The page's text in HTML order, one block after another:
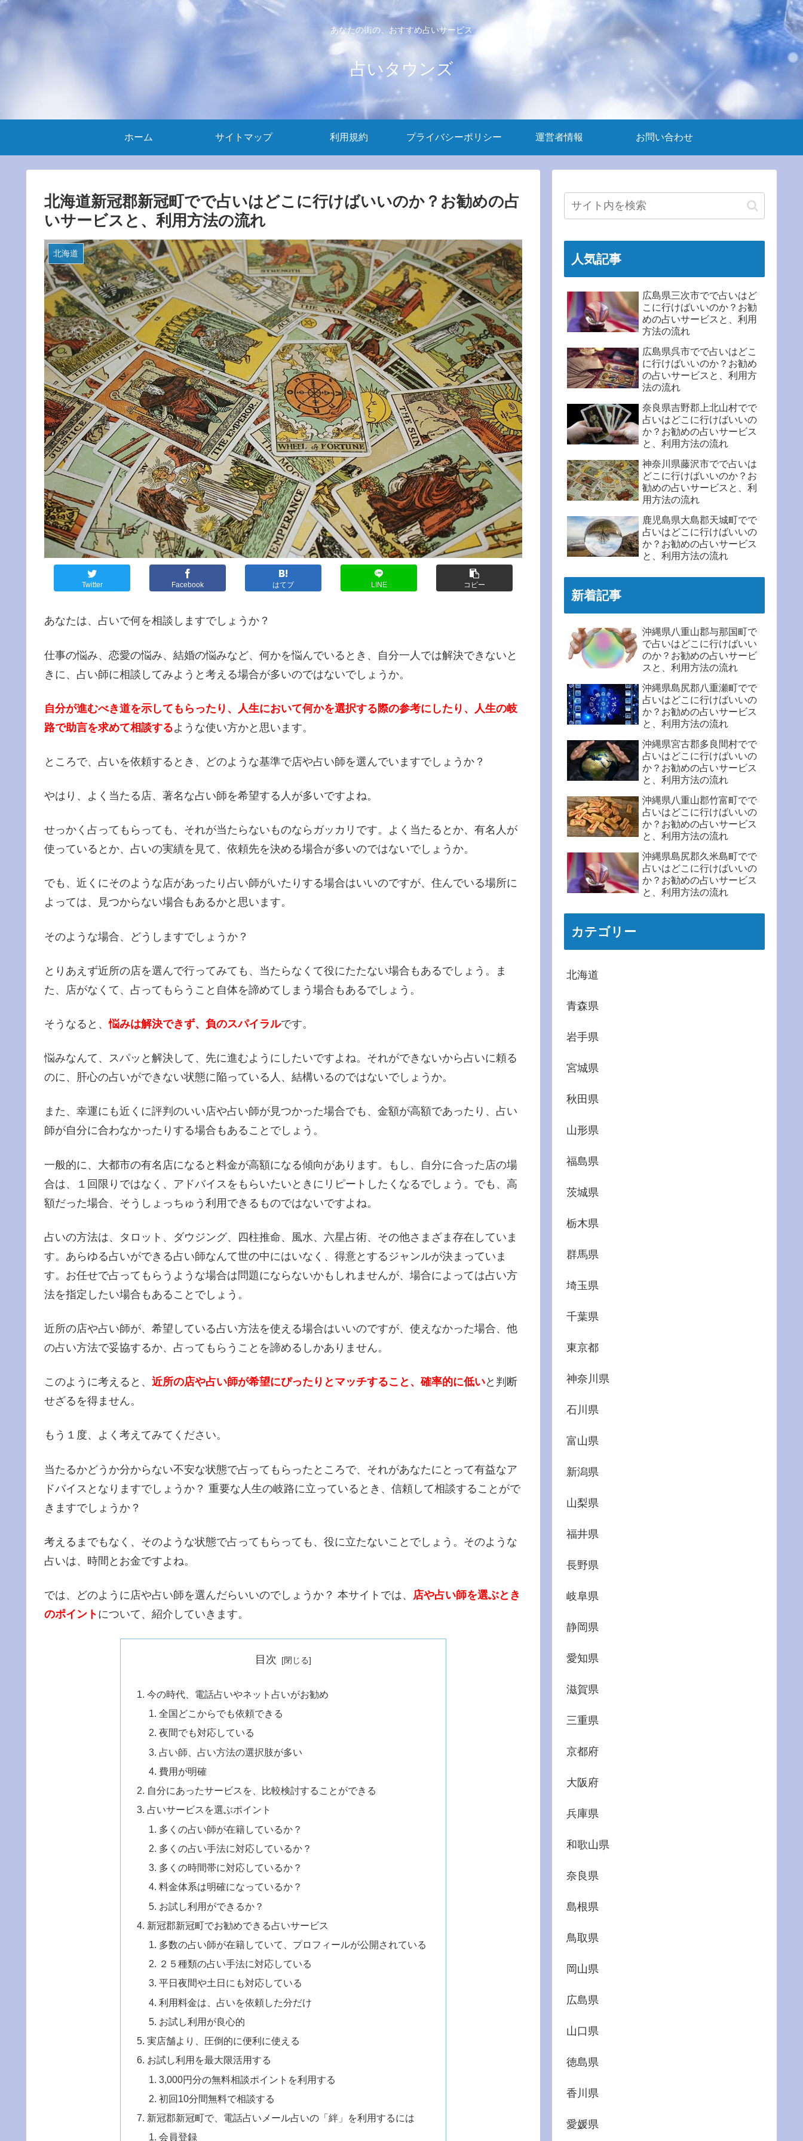
あなたの街の、おすすめ占いサービス
占いタウンズ
ホーム サイトマップ 利用規約 プライバシーポリシー 運営者情報 お問い合わせ
北海道新冠郡新冠町でで占いはどこに行けばいいのか？お勧めの占
いサービスと、利用方法の流れ
北海道
Twitter Facebook はてブ LINE コピー
あなたは、占いで何を相談しますでしょうか？
仕事の悩み、恋愛の悩み、結婚の悩みなど、何かを悩んでいるとき、自分一人では解決できないと
きに、占い師に相談してみようと考える場合が多いのではないでしょうか。
自分が進むべき道を示してもらったり、人生において何かを選択する際の参考にしたり、人生の岐
路で助言を求めて相談するような使い方かと思います。
ところで、占いを依頼するとき、どのような基準で店や占い師を選んでいますでしょうか？
やはり、よく当たる店、著名な占い師を希望する人が多いですよね。
せっかく占ってもらっても、それが当たらないものならガッカリです。よく当たるとか、有名人が
使っているとか、占いの実績を見て、依頼先を決める場合が多いのではないでしょうか。
でも、近くにそのような店があったり占い師がいたりする場合はいいのですが、住んでいる場所に
よっては、見つからない場合もあるかと思います。
そのような場合、どうしますでしょうか？
とりあえず近所の店を選んで行ってみても、当たらなくて役にたたない場合もあるでしょう。ま
た、店がなくて、占ってもらうこと自体を諦めてしまう場合もあるでしょう。
そうなると、悩みは解決できず、負のスパイラルです。
悩みなんて、スパッと解決して、先に進むようにしたいですよね。それができないから占いに頼る
のに、肝心の占いができない状態に陥っている人、結構いるのではないでしょうか。
また、幸運にも近くに評判のいい店や占い師が見つかった場合でも、金額が高額であったり、占い
師が自分に合わなかったりする場合もあることでしょう。
一般的に、大都市の有名店になると料金が高額になる傾向があります。もし、自分に合った店の場
合は、１回限りではなく、アドバイスをもらいたいときにリピートしたくなるでしょう。でも、高
額だった場合、そうしょっちゅう利用できるものではないですよね。
占いの方法は、タロット、ダウジング、四柱推命、風水、六星占術、その他さまざま存在していま
す。あらゆる占いができる占い師なんて世の中にはいなく、得意とするジャンルが決まっていま
す。お任せで占ってもらうような場合は問題にならないかもしれませんが、場合によっては占い方
法を指定したい場合もあることでしょう。
近所の店や占い師が、希望している占い方法を使える場合はいいのですが、使えなかった場合、他
の占い方法で妥協するか、占ってもらうことを諦めるしかありません。
このように考えると、 近所の店や占い師が希望にぴったりとマッチすること、確率的に低いと判断
せざるを得ません。
もう１度、よく考えてみてください。
当たるかどうか分からない不安な状態で占ってもらったところで、それがあなたにとって有益なア
ドバイスとなりますでしょうか？ 重要な人生の岐路に立っているとき、信頼して相談することがで
きますでしょうか？
考えるまでもなく、そのような状態で占ってもらっても、役に立たないことでしょう。そのような
占いは、時間とお金ですよね。
では、どのように店や占い師を選んだらいいのでしょうか？ 本サイトでは、 店や占い師を選ぶとき
のポイント について、紹介していきます。
目次
今の時代、電話占いやネット占いがお勧め
全国どこからでも依頼できる
夜間でも対応している
占い師、占い方法の選択肢が多い
費用が明確
自分にあったサービスを、比較検討することができる
占いサービスを選ぶポイント
多くの占い師が在籍しているか？
多くの占い手法に対応しているか？
多くの時間帯に対応しているか？
料金体系は明確になっているか？
お試し利用ができるか？
新冠郡新冠町でお勧めできる占いサービス
多数の占い師が在籍していて、プロフィールが公開されている
２５種類の占い手法に対応している
平日夜間や土日にも対応している
利用料金は、占いを依頼した分だけ
お試し利用が良心的
実店舗より、圧倒的に便利に使える
お試し利用を最大限活用する
3,000円分の無料相談ポイントを利用する
初回10分間無料で相談する
新冠郡新冠町で、電話占いメール占いの「絆」を利用するには
会員登録
人気記事
広島県三次市でで占いはど
こに行けばいいのか？お勧
めの占いサービスと、利用
方法の流れ
広島県呉市でで占いはどこ
に行けばいいのか？お勧め
の占いサービスと、利用方
法の流れ
奈良県吉野郡上北山村でで
占いはどこに行けばいいの
か？お勧めの占いサービス
と、利用方法の流れ
神奈川県藤沢市でで占いは
どこに行けばいいのか？お
勧めの占いサービスと、利
用方法の流れ
鹿児島県大島郡天城町でで
占いはどこに行けばいいの
か？お勧めの占いサービス
と、利用方法の流れ
新着記事
沖縄県八重山郡与那国町で
で占いはどこに行けばいい
のか？お勧めの占いサービ
スと、利用方法の流れ
沖縄県島尻郡八重瀬町でで
占いはどこに行けばいいの
か？お勧めの占いサービス
と、利用方法の流れ
沖縄県宮古郡多良間村でで
占いはどこに行けばいいの
か？お勧めの占いサービス
と、利用方法の流れ
沖縄県八重山郡竹富町でで
占いはどこに行けばいいの
か？お勧めの占いサービス
と、利用方法の流れ
沖縄県島尻郡久米島町でで
占いはどこに行けばいいの
か？お勧めの占いサービス
と、利用方法の流れ
カテゴリー
北海道
青森県
岩手県
宮城県
秋田県
山形県
福島県
茨城県
栃木県
群馬県
埼玉県
千葉県
東京都
神奈川県
石川県
富山県
新潟県
山梨県
福井県
長野県
岐阜県
静岡県
愛知県
滋賀県
三重県
京都府
大阪府
兵庫県
和歌山県
奈良県
島根県
鳥取県
岡山県
広島県
山口県
徳島県
香川県
愛媛県